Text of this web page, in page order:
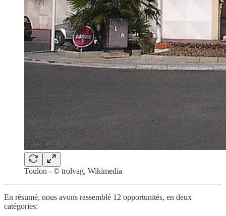
Toulon - © trolvag, Wikimedia
En résumé, nous avons rassemblé 12 opportunités, en deux
catégories: